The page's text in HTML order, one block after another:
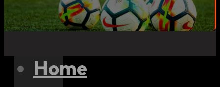
Pesquisar
Home